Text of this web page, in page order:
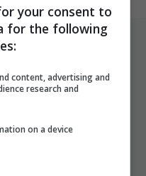
your consent to
for the following
content, advertising and
research and
on a device